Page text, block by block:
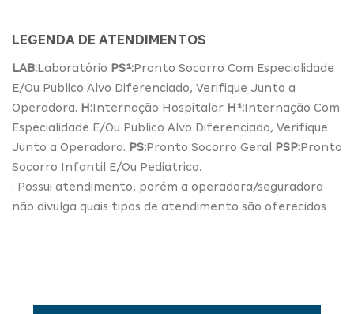
LEGENDA DE ATENDIMENTOS
LAB:Laboratório PS¹:Pronto Socorro Com Especialidade
E/Ou Publico Alvo Diferenciado, Verifique Junto a
Operadora. H:Internação Hospitalar H¹:Internação Com
Especialidade E/Ou Publico Alvo Diferenciado, Verifique
Junto a Operadora. PS:Pronto Socorro Geral PSP:Pronto
Socorro Infantil E/Ou Pediatrico.
: Possui atendimento, porém a operadora/seguradora
não divulga quais tipos de atendimento são oferecidos